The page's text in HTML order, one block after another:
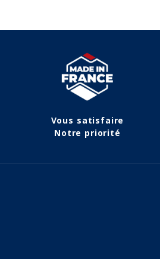
Vous satisfaire
Notre priorité